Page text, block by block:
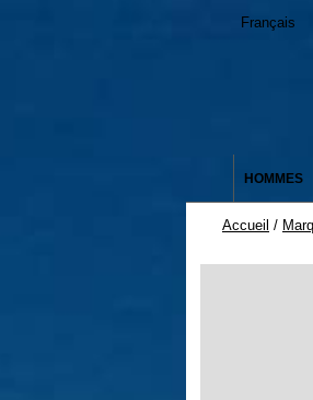
Français
HOMMES
Accueil /